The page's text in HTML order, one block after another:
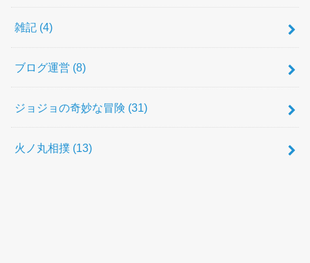
雑記 (4)
ブログ運営 (8)
ジョジョの奇妙な冒険 (31)
火ノ丸相撲 (13)